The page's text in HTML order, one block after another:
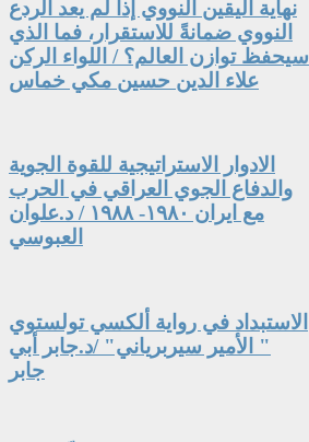
نهاية اليقين النووي إذا لم يعد الردع
النووي ضمانةً للاستقرار، فما الذي
سيحفظ توازن العالم؟ / اللواء الركن
علاء الدين حسين مكي خماس
الادوار الاستراتيجية للقوة الجوية
والدفاع الجوي العراقي في الحرب
مع ايران ١٩٨٠- ١٩٨٨ / د.علوان
العبوسي
الاستبداد في رواية ألكسي تولستوي
" الأمير سيربرياني" /د.جابر أبي
جابر